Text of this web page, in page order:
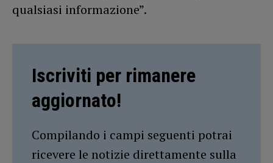
qualsiasi informazione”.
Iscriviti per rimanere
aggiornato!
Compilando i campi seguenti potrai
ricevere le notizie direttamente sulla